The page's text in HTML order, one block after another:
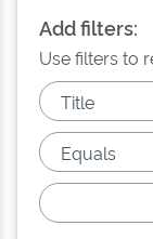
Add filters:
Use filters to